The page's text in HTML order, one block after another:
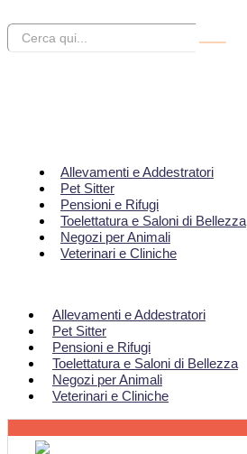
Allevamenti e Addestratori
Pet Sitter
Pensioni e Rifugi
Toelettatura e Saloni di Bellezza
Negozi per Animali
Veterinari e Cliniche
Allevamenti e Addestratori
Pet Sitter
Pensioni e Rifugi
Toelettatura e Saloni di Bellezza
Negozi per Animali
Veterinari e Cliniche